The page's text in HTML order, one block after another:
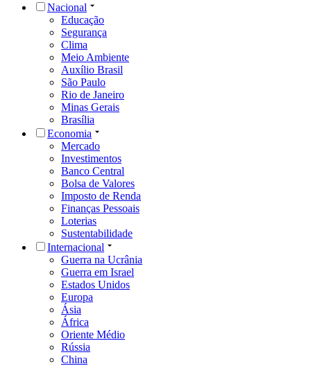
Nacional
Educação
Segurança
Clima
Meio Ambiente
Auxílio Brasil
São Paulo
Rio de Janeiro
Minas Gerais
Brasília
Economia
Mercado
Investimentos
Banco Central
Bolsa de Valores
Imposto de Renda
Finanças Pessoais
Loterias
Sustentabilidade
Internacional
Guerra na Ucrânia
Guerra em Israel
Estados Unidos
Europa
Ásia
África
Oriente Médio
Rússia
China